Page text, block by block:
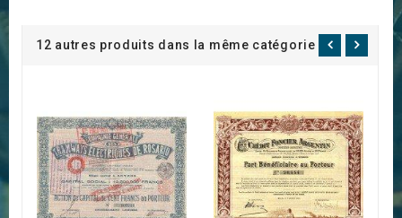
12 autres produits dans la même catégorie :